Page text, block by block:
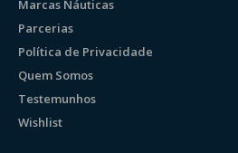
Marcas Náuticas
Parcerias
Política de Privacidade
Quem Somos
Testemunhos
Wishlist